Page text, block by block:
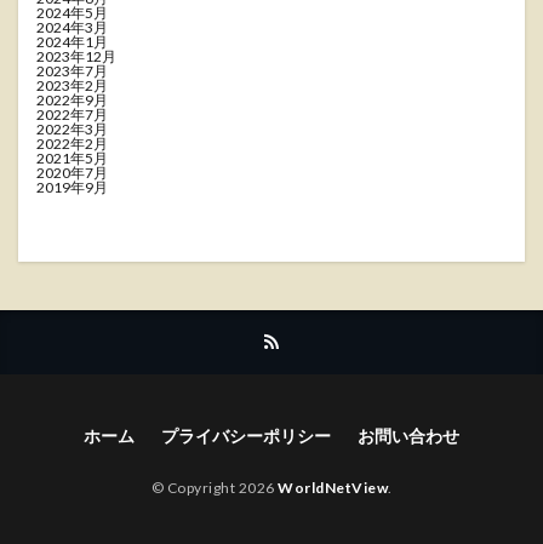
2024年5月
2024年3月
2024年1月
2023年12月
2023年7月
2023年2月
2022年9月
2022年7月
2022年3月
2022年2月
2021年5月
2020年7月
2019年9月
ホーム プライバシーポリシー お問い合わせ
© Copyright 2026 WorldNetView.